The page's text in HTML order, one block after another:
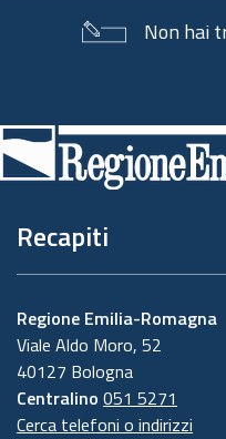
Non hai
di
pagina
Recapiti
Regione Emilia-Romagna
Viale Aldo Moro, 52
40127 Bologna
Centralino 051 5271
Cerca telefoni o indirizzi